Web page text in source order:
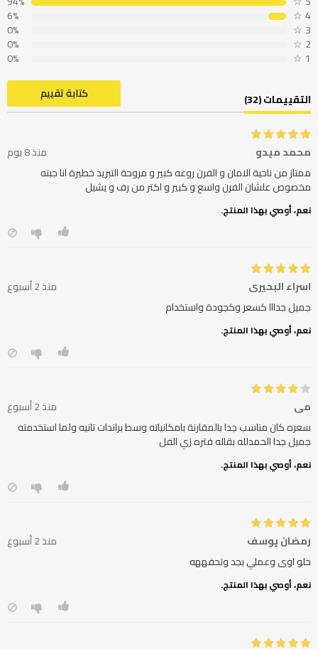
4
☆
6%
3
☆
0%
2
☆
0%
1
☆
0%
التقييمات (32) كتابة تقييم
محمد ميدو
منذ 8 يوم
ممتاز من ناحية الامان و الفرن روعه كبير و مروحة التبريد خطيرة انا جبته
مخصوص علشان الفرن واسع و كبير و اكتر من رف و يشيل
نعم، أوصي بهذا المنتج.
اسراء البحيري
منذ 2 أسبوع
جميل جدااا كسعر وكجودة واستخدام
نعم، أوصي بهذا المنتج.
مي
منذ 2 أسبوع
سعره كان مناسب جدا بالمقارنة بامكانياته وسط براندات تانيه ولما استخدمته
جميل جدا الحمدلله بقاله فتره زي الفل
نعم، أوصي بهذا المنتج.
رمضان يوسف
منذ 2 أسبوع
حلو اوى وعملي بجد وتحفههه
نعم، أوصي بهذا المنتج.